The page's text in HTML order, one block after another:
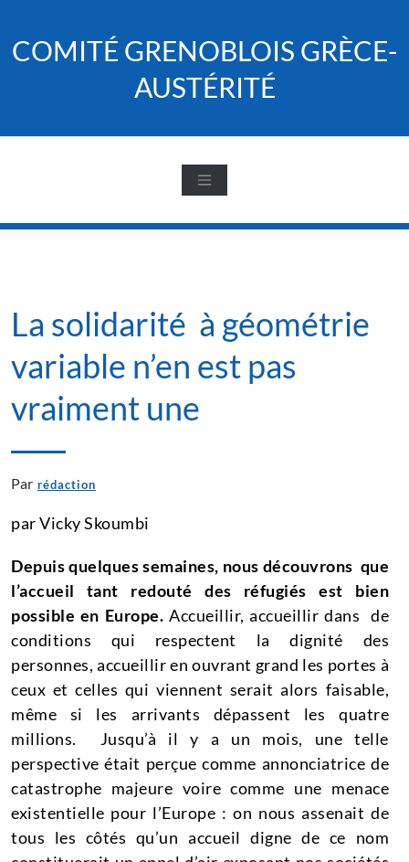
content
COMITÉ GRENOBLOIS GRÈCE-
AUSTÉRITÉ
La solidarité à géométrie
variable n’en est pas
vraiment une
Par rédaction
par Vicky Skoumbi
Depuis quelques semaines, nous découvrons que
l’accueil tant redouté des réfugiés est bien
possible en Europe. Accueillir, accueillir dans de
conditions qui respectent la dignité des
personnes, accueillir en ouvrant grand les portes à
ceux et celles qui viennent serait alors faisable,
même si les arrivants dépassent les quatre
millions. Jusqu’à il y a un mois, une telle
perspective était perçue comme annonciatrice de
catastrophe majeure voire comme une menace
existentielle pour l’Europe : on nous assenait de
tous les côtés qu’un accueil digne de ce nom